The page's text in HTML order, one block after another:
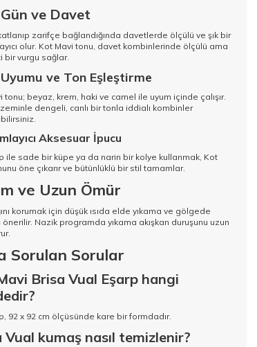
ve Davet
zarifçe bağlandığında davetlerde ölçülü ve şık bir
olur. Kot Mavi tonu, davet kombinlerinde ölçülü ama
bir vurgu sağlar.
ve Ton Eşleştirme
tonu; beyaz, krem, haki ve camel ile uyum içinde çalışır.
dengeli, canlı bir tonla iddialı kombinler
Aksesuar İpucu
ile sade bir küpe ya da narin bir kolye kullanmak, Kot
öne çıkarır ve bütünlüklü bir stil tamamlar.
ve Uzun Ömür
korumak için düşük ısıda elde yıkama ve gölgede
önerilir. Nazik programda yıkama akışkan duruşunu uzun
Sorulan Sorular
Brisa Vual Eşarp hangi
92 x 92 cm ölçüsünde kare bir formdadır.
Vual kumaş nasıl temizlenir?